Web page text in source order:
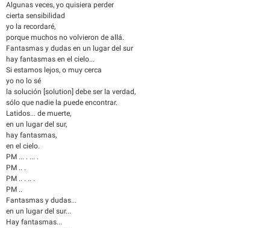
Algunas veces, yo quisiera perder
cierta sensibilidad
yo la recordaré,
porque muchos no volvieron de allá.
Fantasmas y dudas en un lugar del sur
hay fantasmas en el cielo...
Si estamos lejos, o muy cerca
yo no lo sé
la solución [solution] debe ser la verdad,
sólo que nadie la puede encontrar.
Latidos... de muerte,
en un lugar del sur,
hay fantasmas,
en el cielo.
PM ... . ... .
PM .. .
PM .. . .. .
PM ..
Fantasmas y dudas...
en un lugar del sur...
Hay fantasmas...